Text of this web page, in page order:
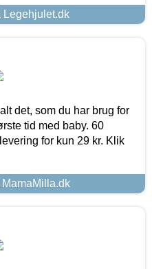
Legehjulet.dk
det, som du har brug for
tid med baby. 60
for kun 29 kr. Klik